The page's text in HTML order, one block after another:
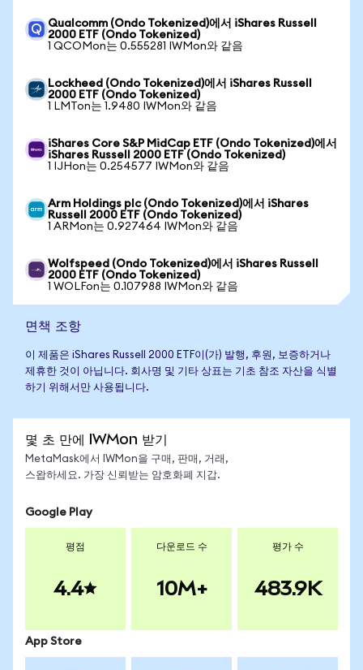
Qualcomm (Ondo Tokenized)에서 iShares Russell
2000 ETF (Ondo Tokenized)
1 QCOMon는 0.555281 IWMon와 같음
Lockheed (Ondo Tokenized)에서 iShares Russell
2000 ETF (Ondo Tokenized)
1 LMTon는 1.9480 IWMon와 같음
iShares Core S&P MidCap ETF (Ondo Tokenized)에서
iShares Russell 2000 ETF (Ondo Tokenized)
1 IJHon는 0.254577 IWMon와 같음
Arm Holdings plc (Ondo Tokenized)에서 iShares
Russell 2000 ETF (Ondo Tokenized)
1 ARMon는 0.927464 IWMon와 같음
Wolfspeed (Ondo Tokenized)에서 iShares Russell
2000 ETF (Ondo Tokenized)
1 WOLFon는 0.107988 IWMon와 같음
면책 조항
이 제품은 iShares Russell 2000 ETF이(가) 발행, 후원, 보증하거나
제휴한 것이 아닙니다. 회사명 및 기타 상표는 기초 참조 자산을 식별
하기 위해서만 사용됩니다.
몇 초 만에 IWMon 받기
MetaMask에서 IWMon을 구매, 판매, 거래,
스왑하세요. 가장 신뢰받는 암호화폐 지갑.
Google Play
평점
4.4
다운로드 수
10M+
평가 수
483.9K
App Store